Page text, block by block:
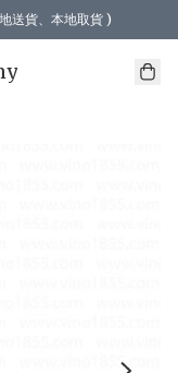
送貨、本地取貨 )